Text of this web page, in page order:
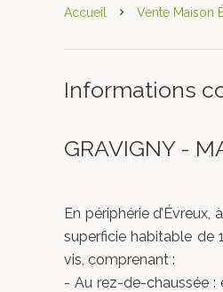
Accueil Vente Maison
Informations
GRAVIGNY -
En périphérie
superficie habitable de
vis, comprenant :
- Au rez-de-chaussée :